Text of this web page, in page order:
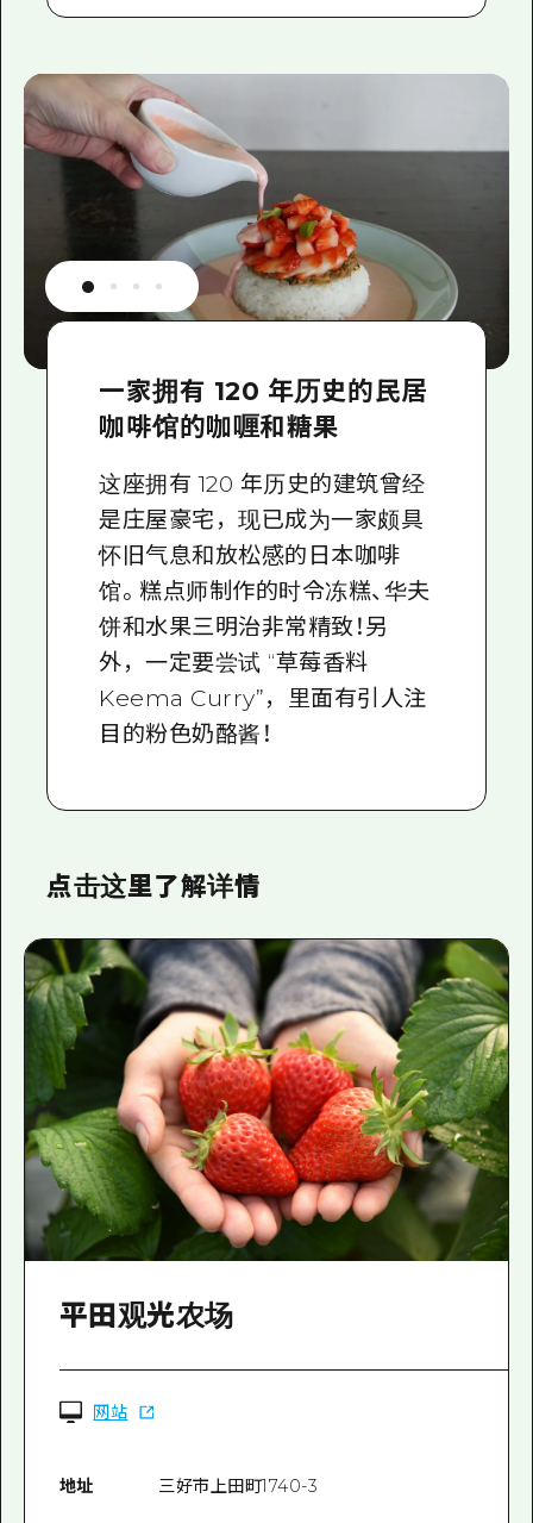
一家拥有 120 年历史的民居
咖啡馆的咖喱和糖果
这座拥有 120 年历史的建筑曾经
是庄屋豪宅，现已成为一家颇具
怀旧气息和放松感的日本咖啡
馆。糕点师制作的时令冻糕、华夫
饼和水果三明治非常精致！另
外，一定要尝试 “草莓香料
Keema Curry”，里面有引人注
目的粉色奶酪酱！
点击这里了解详情
平田观光农场
网站
地址 三好市上田町1740-3